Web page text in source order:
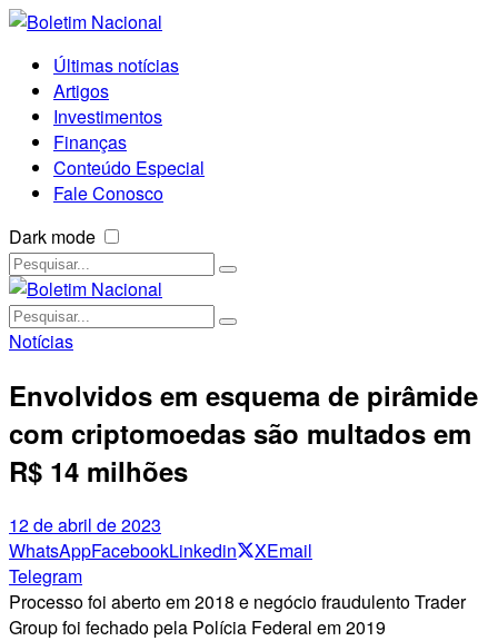
Últimas notícias
Artigos
Investimentos
Finanças
Conteúdo Especial
Fale Conosco
Dark mode
Notícias
Envolvidos em esquema de pirâmide
com criptomoedas são multados em
R$ 14 milhões
12 de abril de 2023
WhatsAppFacebookLinkedin XEmail
Telegram
Processo foi aberto em 2018 e negócio fraudulento Trader
Group foi fechado pela Polícia Federal em 2019